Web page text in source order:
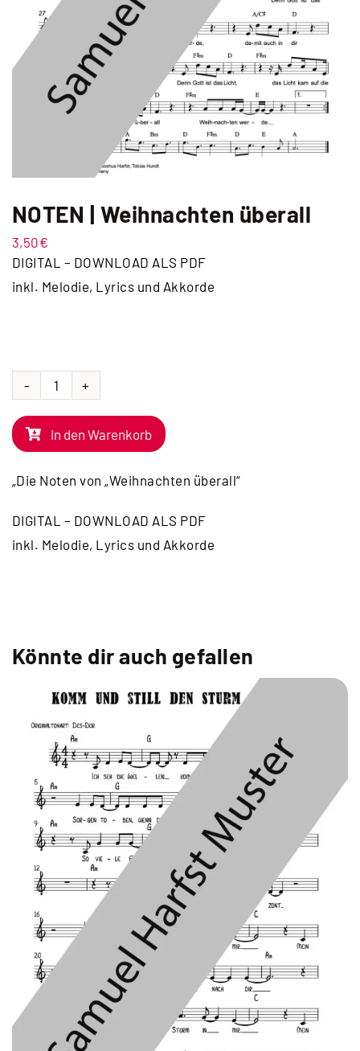
NOTEN | Weihnachten überall
3,50€
DIGITAL – DOWNLOAD ALS PDF
inkl. Melodie, Lyrics und Akkorde
NOTEN
|
Weihnachten
In den Warenkorb
„Die Noten von „Weihnachten überall“
DIGITAL – DOWNLOAD ALS PDF
inkl. Melodie, Lyrics und Akkorde
Könnte dir auch gefallen